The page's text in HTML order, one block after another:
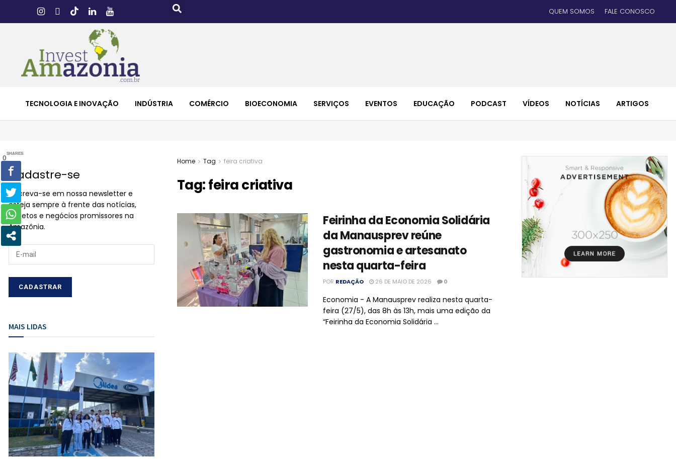
QUEM SOMOS FALE CONOSCO
TECNOLOGIA E INOVAÇÃO INDÚSTRIA COMÉRCIO BIOECONOMIA SERVIÇOS EVENTOS EDUCAÇÃO PODCAST VÍDEOS NOTÍCIAS ARTIGOS
Home Tag feira criativa
Tag:feira criativa
Feirinha da Economia Solidária
da Manausprev reúne
gastronomia e artesanato
nesta quarta-feira
POR REDAÇÃO 26 DE MAIO DE 2026 0
Economia - A Manausprev realiza nesta quarta-
feira (27/5), das 8h às 13h, mais uma edição da
“Feirinha da Economia Solidária ...
Cadastre-se
Inscreva-se em nossa newsletter e
esteja sempre à frente das notícias,
projetos e negócios promissores na
Amazônia.
MAIS LIDAS
0
SHARES